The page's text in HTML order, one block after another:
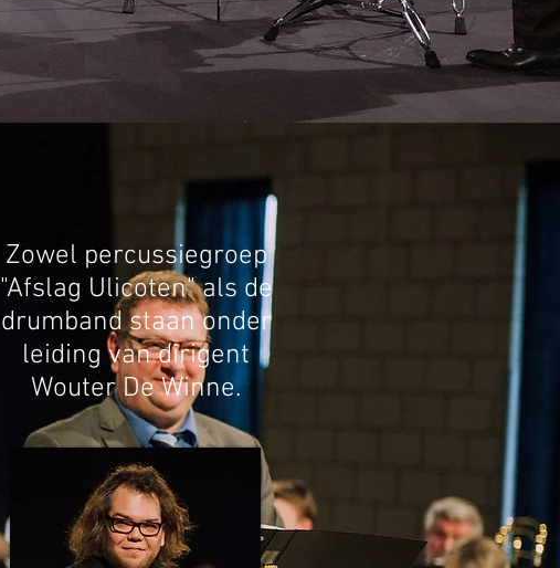
Zowel percussiegroep
"Afslag Ulicoten" als de
drumband staan onder
leiding van dirigent
Wouter De Winne.